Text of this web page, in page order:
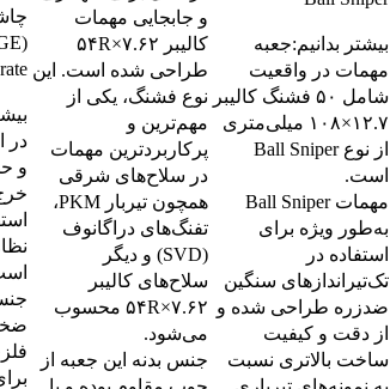
بیشتر بدانیم:جعبه
مهمات در واقعیت
شامل ۵۰ فشنگ کالیبر
۱۲.۷×۱۰۸ میلی‌متری
از نوع Ball Sniper
است.
مهمات Ball Sniper
به‌طور ویژه برای
استفاده در
تک‌تیراندازهای سنگین
ضدزره طراحی شده و
از دقت و کیفیت
ساخت بالاتری نسبت
و جابجایی مهمات
کالیبر ۷.۶۲×۵۴R
طراحی شده است. این
نوع فشنگ، یکی از
مهم‌ترین و
پرکاربردترین مهمات
در سلاح‌های شرقی
همچون تیربار PKM،
تفنگ‌های دراگانوف
(SVD) و دیگر
سلاح‌های کالیبر
۷.۶۲×۵۴R محسوب
می‌شود.
جنس بدنه این جعبه از
در
و